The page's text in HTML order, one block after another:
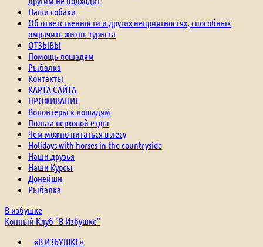
Наши собаки
Об ответственности и других неприятностях, способных
омрачить жизнь туриста
ОТЗЫВЫ
Помощь лошадям
Рыбалка
Контакты
КАРТА САЙТА
ПРОЖИВАНИЕ
Волонтеры к лошадям
Польза верховой езды
Чем можно питаться в лесу
Holidays with horses in the countryside
Наши друзья
Наши Курсы
Донейшн
Рыбалка
В избушке
Конный Клуб "В Избушке"
«В ИЗБУШКЕ»